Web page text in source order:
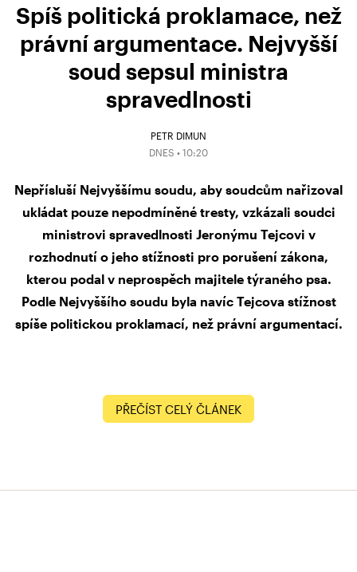
Spíš politická proklamace, než
právní argumentace. Nejvyšší
soud sepsul ministra
spravedlnosti
PETR DIMUN
DNES • 10:20
Nepřísluší Nejvyššímu soudu, aby soudcům nařizoval
ukládat pouze nepodmíněné tresty, vzkázali soudci
ministrovi spravedlnosti Jeronýmu Tejcovi v
rozhodnutí o jeho stížnosti pro porušení zákona,
kterou podal v neprospěch majitele týraného psa.
Podle Nejvyššího soudu byla navíc Tejcova stížnost
spíše politickou proklamací, než právní argumentací.
PŘEČÍST CELÝ ČLÁNEK